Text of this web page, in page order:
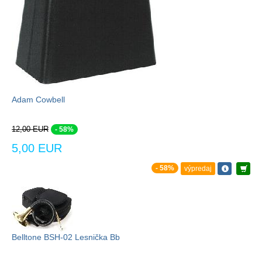
Adam Cowbell
12,00 EUR - 58%
5,00 EUR
- 58% výpredaj
Belltone BSH-02 Lesnička Bb